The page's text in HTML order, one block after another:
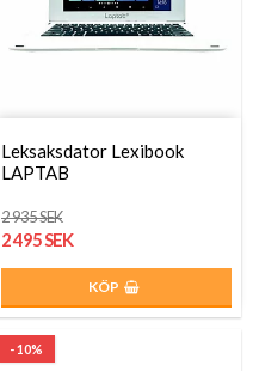
Leksaksdator Lexibook
LAPTAB
2 935 SEK
2 495 SEK
KÖP
- 10%